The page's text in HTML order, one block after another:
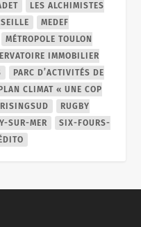
LES ALCHIMISTES
MEDEF
MÉTROPOLE TOULON
IMMOBILIER
PARC D’ACTIVITÉS DE
PLAN CLIMAT « UNE COP
RISINGSUD
RUGBY
SUR-MER
SIX-FOURS-
ÉDITO